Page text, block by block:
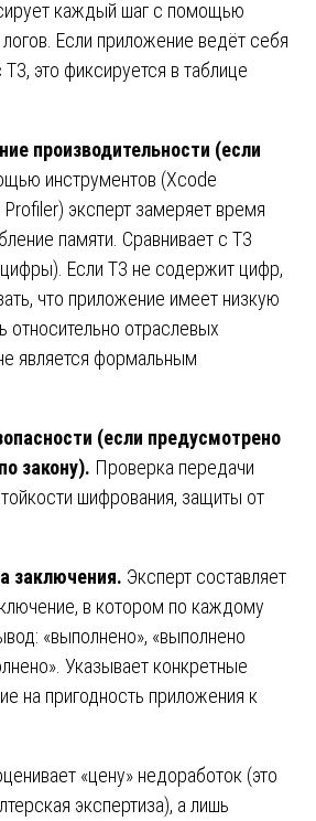
каждый шаг с помощью
Если приложение ведёт себя
ТЗ, это фиксируется в таблице
производительности (если
инструментов (Xcode
эксперт замеряет время
памяти. Сравнивает с ТЗ
Если ТЗ не содержит цифр,
что приложение имеет низкую
относительно отраслевых
является формальным
(если предусмотрено
закону). Проверка передачи
шифрования, защиты от
заключения. Эксперт составляет
в котором по каждому
«выполнено», «выполнено
Указывает конкретные
на пригодность приложения к
«цену» недоработок (это
экспертиза), а лишь